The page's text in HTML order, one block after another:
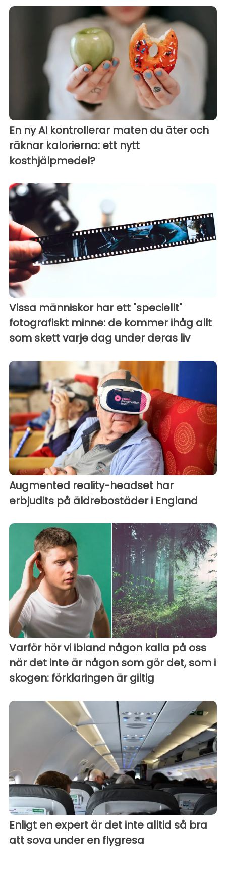
En ny AI kontrollerar maten du äter och
räknar kalorierna: ett nytt
kosthjälpmedel?
Vissa människor har ett "speciellt"
fotografiskt minne: de kommer ihåg allt
som skett varje dag under deras liv
Augmented reality-headset har
erbjudits på äldrebostäder i England
Varför hör vi ibland någon kalla på oss
när det inte är någon som gör det, som i
skogen: förklaringen är giltig
Enligt en expert är det inte alltid så bra
att sova under en flygresa